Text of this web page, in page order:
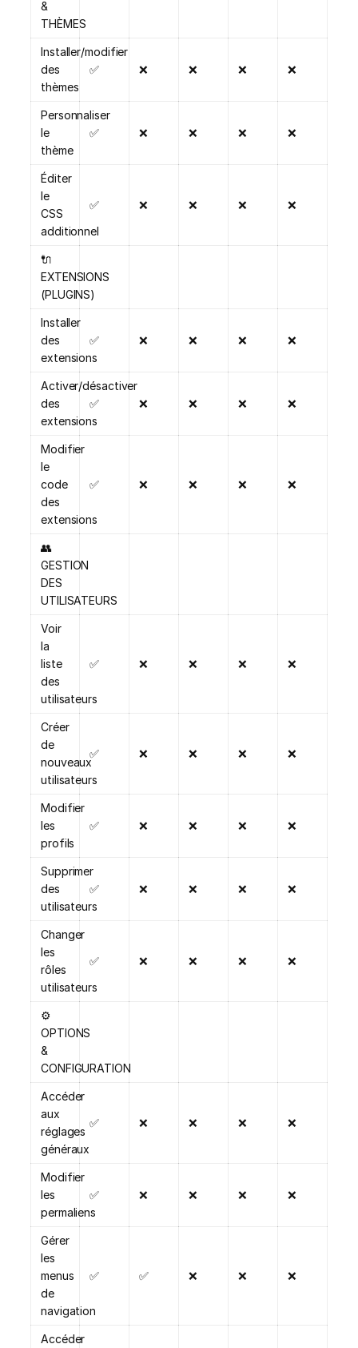
&
THÈMES
Installer/modifier
des
thèmes
✅ ❌ ❌ ❌ ❌
Personnaliser
le
thème
✅ ❌ ❌ ❌ ❌
Éditer
le
CSS
additionnel
✅ ❌ ❌ ❌ ❌
🔌
EXTENSIONS
(PLUGINS)
Installer
des
extensions
✅ ❌ ❌ ❌ ❌
Activer/désactiver
des
extensions
✅ ❌ ❌ ❌ ❌
Modifier
le
code
des
extensions
✅ ❌ ❌ ❌ ❌
👥
GESTION
DES
UTILISATEURS
Voir
la
liste
des
utilisateurs
✅ ❌ ❌ ❌ ❌
Créer
de
nouveaux
utilisateurs
✅ ❌ ❌ ❌ ❌
Modifier
les
profils
✅ ❌ ❌ ❌ ❌
Supprimer
des
utilisateurs
✅ ❌ ❌ ❌ ❌
Changer
les
rôles
utilisateurs
✅ ❌ ❌ ❌ ❌
⚙️
OPTIONS
&
CONFIGURATION
Accéder
aux
réglages
généraux
✅ ❌ ❌ ❌ ❌
Modifier
les
permaliens
✅ ❌ ❌ ❌ ❌
Gérer
les
menus
de
navigation
✅ ✅ ❌ ❌ ❌
Accéder